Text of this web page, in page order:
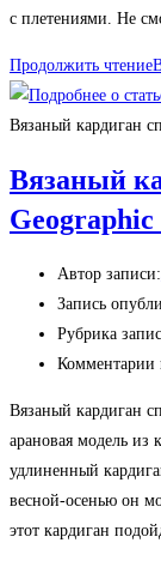
с плетениями. Не
Продолжить чтение
Вязаный кардиган
Вязаный
Geographic
Автор записи:
Запись
Рубрика
Комментарии
Вязаный кардиган
арановая модель из
удлиненный
весной-осенью он
этот кардиган